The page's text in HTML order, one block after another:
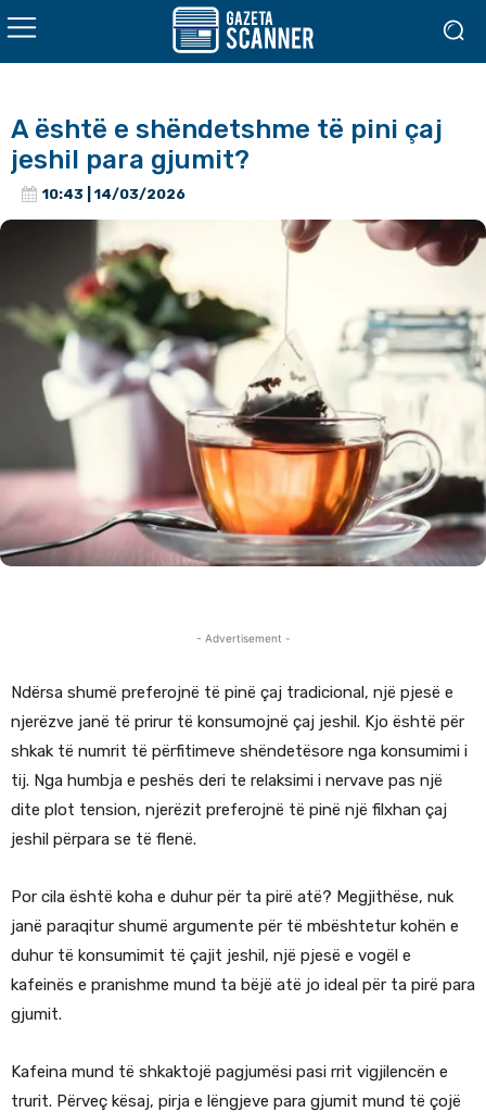
A është e shëndetshme të pini çaj
jeshil para gjumit?
10:43 | 14/03/2026
- Advertisement -
Ndërsa shumë preferojnë të pinë çaj tradicional, një pjesë e
njerëzve janë të prirur të konsumojnë çaj jeshil. Kjo është për
shkak të numrit të përfitimeve shëndetësore nga konsumimi i
tij. Nga humbja e peshës deri te relaksimi i nervave pas një
dite plot tension, njerëzit preferojnë të pinë një filxhan çaj
jeshil përpara se të flenë.
Por cila është koha e duhur për ta pirë atë? Megjithëse, nuk
janë paraqitur shumë argumente për të mbështetur kohën e
duhur të konsumimit të çajit jeshil, një pjesë e vogël e
kafeinës e pranishme mund ta bëjë atë jo ideal për ta pirë para
gjumit.
Kafeina mund të shkaktojë pagjumësi pasi rrit vigjilencën e
trurit. Përveç kësaj, pirja e lëngjeve para gjumit mund të çojë